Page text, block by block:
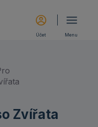
Menu
Účet
Zvířata